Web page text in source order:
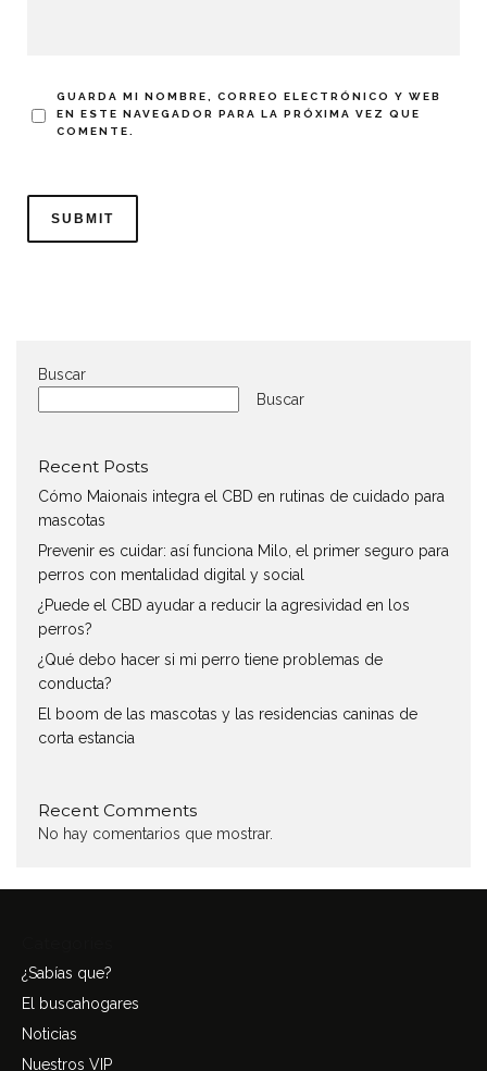
GUARDA MI NOMBRE, CORREO ELECTRÓNICO Y WEB
EN ESTE NAVEGADOR PARA LA PRÓXIMA VEZ QUE
COMENTE.
Buscar
Buscar
Recent Posts
Cómo Maionais integra el CBD en rutinas de cuidado para
mascotas
Prevenir es cuidar: así funciona Milo, el primer seguro para
perros con mentalidad digital y social
¿Puede el CBD ayudar a reducir la agresividad en los
perros?
¿Qué debo hacer si mi perro tiene problemas de
conducta?
El boom de las mascotas y las residencias caninas de
corta estancia
Recent Comments
No hay comentarios que mostrar.
¿Sabías que?
El buscahogares
Noticias
Nuestros VIP